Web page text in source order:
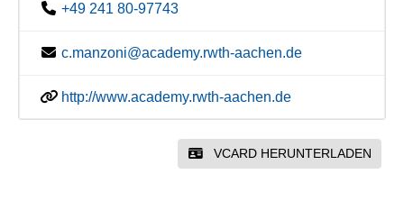
+49 241 80-97743
c.manzoni@academy.rwth-aachen.de
http://www.academy.rwth-aachen.de
VCARD HERUNTERLADEN